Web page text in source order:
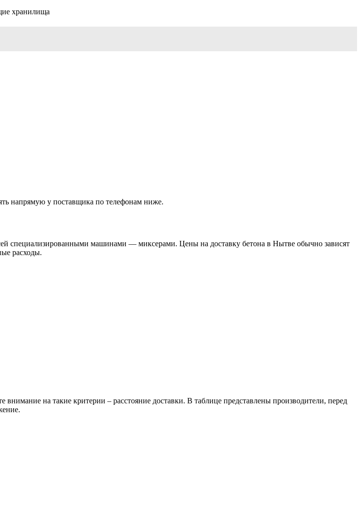
хранилища
напрямую у поставщика по телефонам ниже.
специализированными машинами — миксерами. Цены на доставку бетона в Нытве обычно зависят
расходы.
на такие критерии – расстояние доставки. В таблице представлены производители, перед